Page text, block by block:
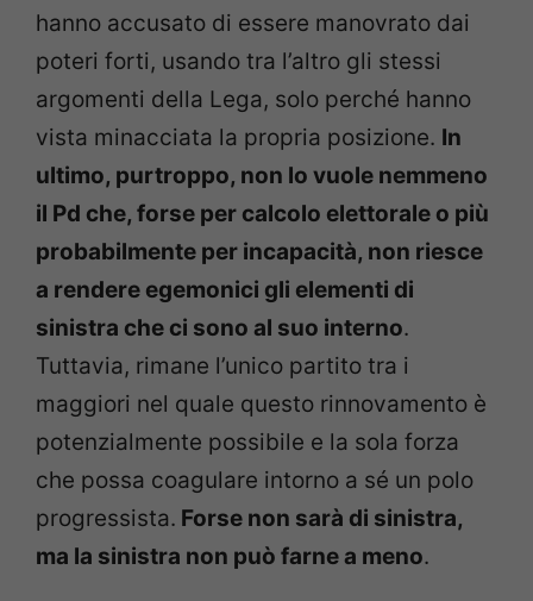
hanno accusato di essere manovrato dai
poteri forti, usando tra l’altro gli stessi
argomenti della Lega, solo perché hanno
vista minacciata la propria posizione. In
ultimo, purtroppo, non lo vuole nemmeno
il Pd che, forse per calcolo elettorale o più
probabilmente per incapacità, non riesce
a rendere egemonici gli elementi di
sinistra che ci sono al suo interno.
Tuttavia, rimane l’unico partito tra i
maggiori nel quale questo rinnovamento è
potenzialmente possibile e la sola forza
che possa coagulare intorno a sé un polo
progressista. Forse non sarà di sinistra,
ma la sinistra non può farne a meno.